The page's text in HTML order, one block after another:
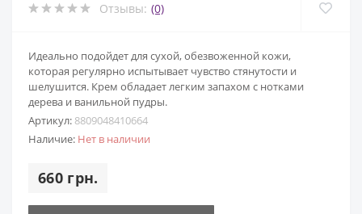
Отзывы: (0)
Идеально подойдет для сухой, обезвоженной кожи,
которая регулярно испытывает чувство стянутости и
шелушится. Крем обладает легким запахом с нотками
дерева и ванильной пудры.
Артикул: 8809048410664
Наличие: Нет в наличии
660 грн.